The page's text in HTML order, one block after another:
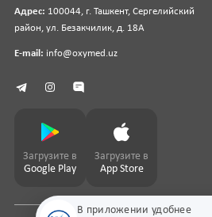
В приложении удобнее
Адрес: 100044, г. Ташкент, Сергелийский
район, ул. Безакчилик, д. 18А
E-mail: info@oxymed.uz
Загрузите в
Google Play
Загрузите в
App Store